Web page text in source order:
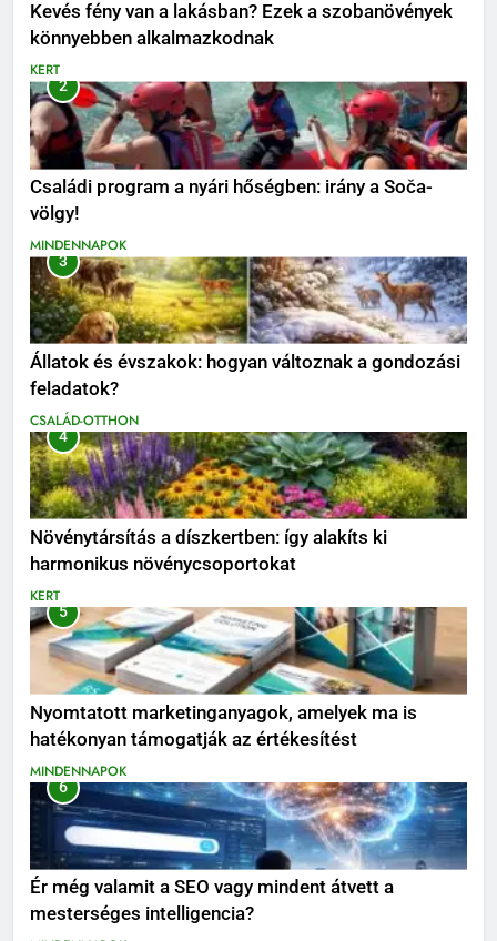
Kevés fény van a lakásban? Ezek a szobanövények
könnyebben alkalmazkodnak
KERT
2
Családi program a nyári hőségben: irány a Soča-
völgy!
MINDENNAPOK
3
Állatok és évszakok: hogyan változnak a gondozási
feladatok?
CSALÁD-OTTHON
4
Növénytársítás a díszkertben: így alakíts ki
harmonikus növénycsoportokat
KERT
5
Nyomtatott marketinganyagok, amelyek ma is
hatékonyan támogatják az értékesítést
MINDENNAPOK
6
Ér még valamit a SEO vagy mindent átvett a
mesterséges intelligencia?